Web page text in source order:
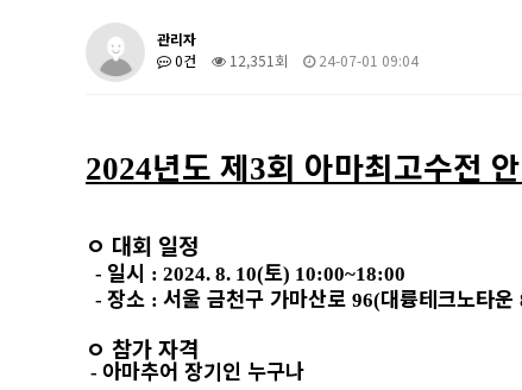
관리자
0건
12,351회 24-07-01 09:04
2024년도 제3회 아마최고수전
ㅇ 대회 일정
- 일시 : 2024. 8. 10(토) 10:00~18:00
- 장소 : 서울 금천구 가마산로 96(대륭테크노타운
ㅇ 참가 자격
- 아마추어 장기인 누구나